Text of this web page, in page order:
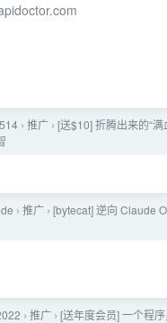
› 推广 › [送$10] 折腾出来的“
› 推广 › [bytecat] 逆向 Claude
› 推广 › [送年度会员] 一个程